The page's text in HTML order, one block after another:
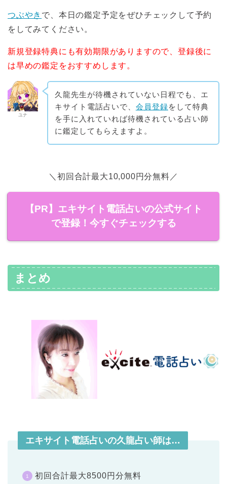
つぶやき で、本日の鑑定予定をぜひチェックして予約
をしてみてください。
新規登録特典にも有効期限がありますので、登録後に
は早めの鑑定をおすすめします。
ユナ
久龍先生が待機されていない日程でも、エ
キサイト電話占いで、 会員登録をして特典
を手に入れていれば待機されている占い師
に鑑定してもらえますよ。
＼初回合計最大10,000円分無料／
【PR】エキサイト電話占いの公式サイト
で登録！今すぐチェックする
まとめ
エキサイト電話占いの久龍占い師は…
初回合計最大8500円分無料